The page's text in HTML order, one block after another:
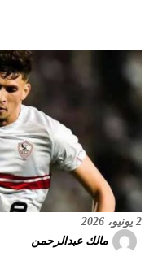
2 يونيو، 2026
مالك عبدالرحمن